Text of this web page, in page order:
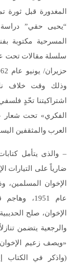
المغدورة قبل ثورة
“يحيى حقي”
المسرحية مكتوبة
وذلك وقت خلاف
اشتراكيتنا تحّدٍ
الفكري» تحت شعار
العرب والمثقفين
– والذى يتأمل
ضارياً على التيارات
الإخوان المسلمين،
عام 1951،
الإخوان، صلح
والرجعية يتضمن
«ويصف زعيم الإخوان
(واذكر في الكتاب